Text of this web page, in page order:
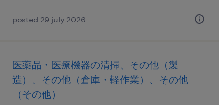
posted 29 july 2026
医薬品・医療機器の清掃、その他（製
造）、その他（倉庫・軽作業）、その他
（その他）